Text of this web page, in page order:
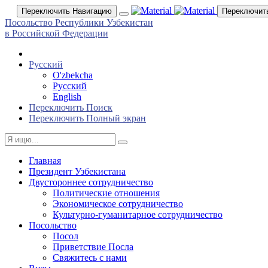
Переключить Навигацию
Посольство Республики Узбекистан
в Российской Федерации
Русский
O'zbekcha
Русский
English
Переключить Поиск
Переключить Полный экран
Главная
Президент Узбекистана
Двустороннее сотрудничество
Политические отношения
Экономическое сотрудничество
Культурно-гуманитарное сотрудничество
Посольство
Посол
Приветствие Посла
Свяжитесь с нами